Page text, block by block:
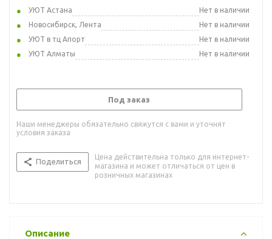
УЮТ Астана
Нет в наличии
Новосибирск, Лента
Нет в наличии
УЮТ в тц Апорт
Нет в наличии
УЮТ Алматы
Нет в наличии
Под заказ
Наши менеджеры обязательно свяжутся с вами и уточнят
условия заказа
Поделиться
Цена действительна только для интернет-
магазина и может отличаться от цен в
розничных магазинах
Описание